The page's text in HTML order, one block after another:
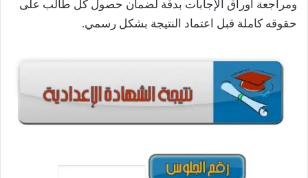
ومراجعة أوراق الإجابات بدقة لضمان حصول كل طالب على
حقوقه كاملة قبل اعتماد النتيجة بشكل رسمي.